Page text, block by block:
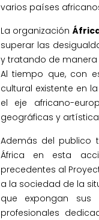
varios países
La organización
superar las
y tratando de
Al tiempo que, con
cultural existente en
el eje africano-
geográficas y
Además del publico
África en esta
precedentes al
a la sociedad de la
que expongan
profesionales